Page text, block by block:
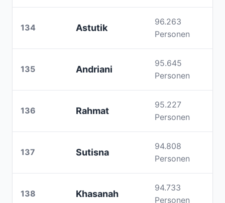
134 Astutik
96.263
Personen
135 Andriani
95.645
Personen
136 Rahmat
95.227
Personen
137 Sutisna
94.808
Personen
138 Khasanah
94.733
Personen